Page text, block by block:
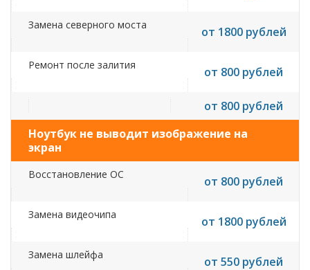
Замена северного моста от 1800 рублей
Ремонт после залития от 800 рублей
от 800 рублей
Ноутбук не выводит изображение на
экран
Восстановление ОС от 800 рублей
Замена видеочипа от 1800 рублей
Замена шлейфа от 550 рублей